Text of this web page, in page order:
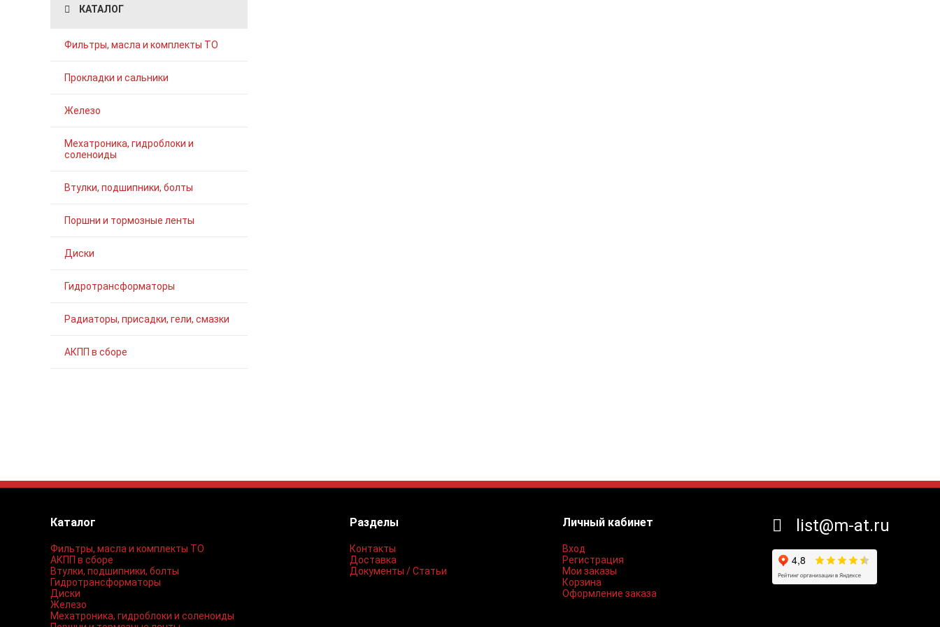
КАТАЛОГ
Фильтры, масла и комплекты ТО
Прокладки и сальники
Железо
Мехатроника, гидроблоки и
соленоиды
Втулки, подшипники, болты
Поршни и тормозные ленты
Диски
Гидротрансформаторы
Радиаторы, присадки, гели, смазки
АКПП в сборе
Каталог
Фильтры, масла и комплекты ТО
АКПП в сборе
Втулки, подшипники, болты
Гидротрансформаторы
Диски
Железо
Мехатроника, гидроблоки и соленоиды
Разделы
Контакты
Доставка
Документы / Статьи
Личный кабинет
Вход
Регистрация
Мои заказы
Корзина
Оформление заказа
list@m-at.ru